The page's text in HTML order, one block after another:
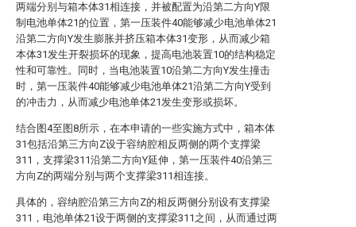
两端分别与箱本体31相连接，并被配置为沿第二方向Y限
制电池单体21的位置，第一压装件40能够减少电池单体21
沿第二方向Y发生膨胀并挤压箱本体31变形，从而减少箱
本体31发生开裂损坏的现象，提高电池装置10的结构稳定
性和可靠性。同时，当电池装置10沿第二方向Y发生撞击
时，第一压装件40能够减少电池单体21沿第二方向Y受到
的冲击力，从而减少电池单体21发生变形或损坏。
结合图4至图8所示，在本申请的一些实施方式中，箱本体
31包括沿第三方向Z设于容纳腔相反两侧的两个支撑梁
311，支撑梁311沿第二方向Y延伸，第一压装件40沿第三
方向Z的两端分别与两个支撑梁311相连接。
具体的，容纳腔沿第三方向Z的相反两侧分别设有支撑梁
311，电池单体21设于两侧的支撑梁311之间，从而通过两